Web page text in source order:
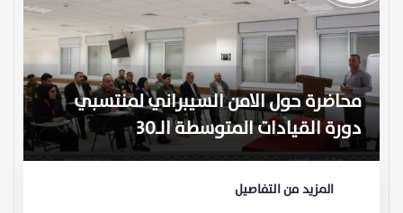
محاضرة حول الامن السيبراني لمنتسبي
دورة القيادات المتوسطة الـ30
المزيد من التفاصيل